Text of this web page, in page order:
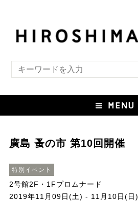
廣島 蚤の市 第10回開催
特別イベント
2号館2F・1Fプロムナード
2019年11月09日(土) - 11月10日(日)